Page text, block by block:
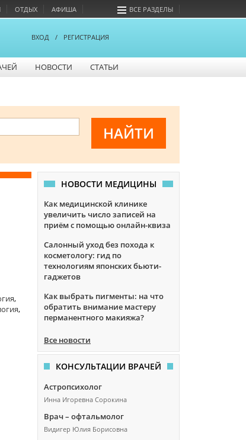
ОТДЫХ АФИША ВСЕ РАЗДЕЛЫ
ВХОД / РЕГИСТРАЦИЯ
НОВОСТИ СТАТЬИ
,
,
НОВОСТИ МЕДИЦИНЫ
Как медицинской клинике
увеличить число записей на
приём с помощью онлайн-квиза
Салонный уход без похода к
косметологу: гид по
технологиям японских бьюти-
гаджетов
Как выбрать пигменты: на что
обратить внимание мастеру
перманентного макияжа?
Все новости
КОНСУЛЬТАЦИИ ВРАЧЕЙ
Астропсихолог
Инна Игоревна Сорокина
Врач – офтальмолог
Видигер Юлия Борисовна